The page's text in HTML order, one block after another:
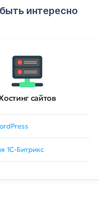
интересно
сайтов
1C-Битрикс